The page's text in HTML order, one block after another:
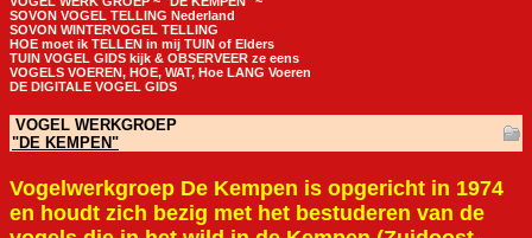
SOVON VOGEL TELLING Nederland
SOVON WINTERVOGEL TELLING
HOE moet ik TELLEN in mij TUIN of Elders
TUIN VOGEL GIDS kijk & OBSERVEER ze eens
VOGELS VOEREN, HOE, WAT, Hoe LANG Voeren
DE DIGITALE VOGEL GIDS
VOGEL WERKGROEP
"DE KEMPEN"
Vogelwerkgroep De Kempen is opgericht in 1974
en houdt zich bezig met het bestuderen van de